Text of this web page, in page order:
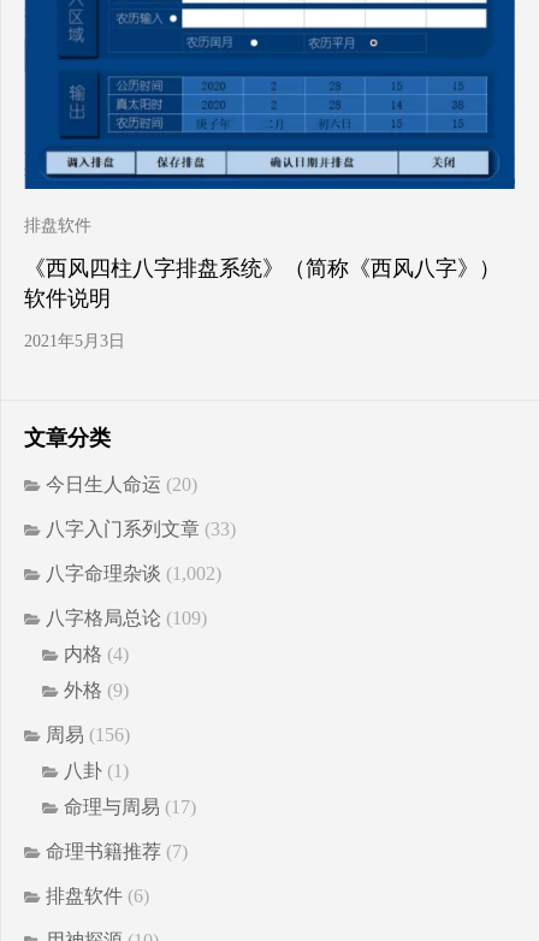
排盘软件
《西风四柱八字排盘系统》（简称《西风八字》）
软件说明
2021年5月3日
文章分类
今日生人命运 (20)
八字入门系列文章 (33)
八字命理杂谈 (1,002)
八字格局总论 (109)
内格 (4)
外格 (9)
周易 (156)
八卦 (1)
命理与周易 (17)
命理书籍推荐 (7)
排盘软件 (6)